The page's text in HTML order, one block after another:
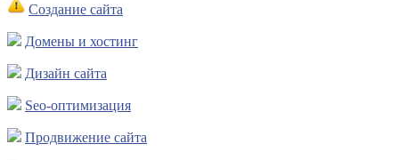
Создание сайта
Домены и хостинг
Дизайн сайта
Seo-оптимизация
Продвижение сайта